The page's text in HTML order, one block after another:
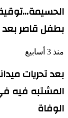
بطفل قاصر
منذ 3 أسابيع
بعد تحريات
المشتبه فيه
الوفاة